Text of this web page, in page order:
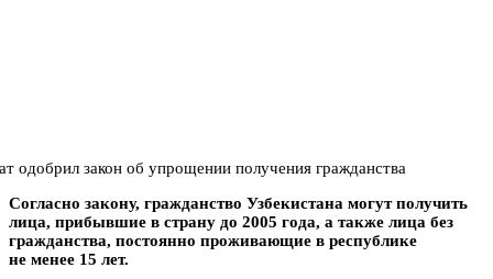
Согласно закону, гражданство Узбекистана могут получить
лица, прибывшие в страну до 2005 года, а также лица без
гражданства, постоянно проживающие в республике
не менее 15 лет.